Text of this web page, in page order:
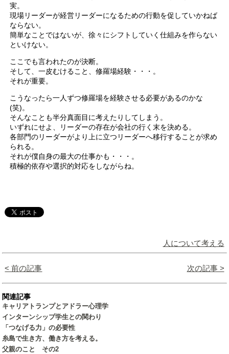
実。
現場リーダーが経営リーダーになるための行動を促していかねば
ならない。
簡単なことではないが、徐々にシフトしていく仕組みを作らない
といけない。
ここでも言われたのが決断。
そして、一皮むけること、修羅場経験・・・。
それが重要。
こうなったら一人ずつ修羅場を経験させる必要があるのかな
(笑)。
そんなことも半分真面目に考えたりしてしまう。
いずれにせよ、リーダーの存在が会社の行く末を決める。
各部門のリーダーがより上に立つリーダーへ移行することが求め
られる。
それが僕自身の最大の仕事かも・・・。
積極的依存や選択的対応をしながらね。
人について考える
< 前の記事 次の記事 >
関連記事
キャリアトランプとアドラー心理学
インターンシップ学生との関わり
「つなげる力」の必要性
糸島で生き方、働き方を考える。
父親のこと その2